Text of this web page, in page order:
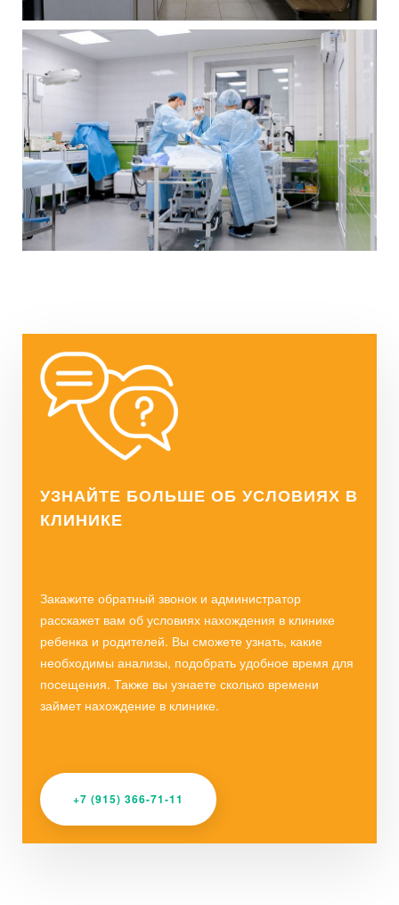
УЗНАЙТЕ БОЛЬШЕ ОБ УСЛОВИЯХ В
КЛИНИКЕ
Закажите обратный звонок и администратор
расскажет вам об условиях нахождения в клинике
ребенка и родителей. Вы сможете узнать, какие
необходимы анализы, подобрать удобное время для
посещения. Также вы узнаете сколько времени
займет нахождение в клинике.
+7 (915) 366-71-11